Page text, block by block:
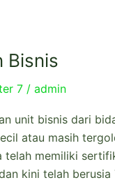
Bisnis
7 / admin
unit bisnis dari
atau masih
telah memiliki
kini telah